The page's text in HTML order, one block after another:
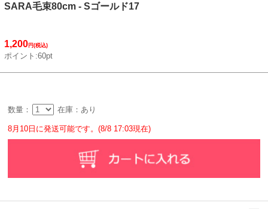
SARA毛束80cm - Sゴールド17
1,200円(税込)
ポイント:60pt
数量： 在庫：あり
8月10日に発送可能です。(8/8 17:03現在)